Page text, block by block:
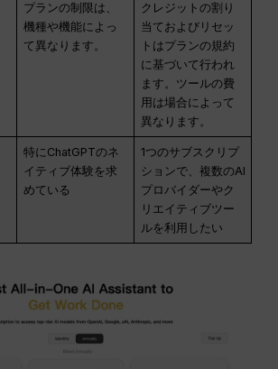
プランの制限は、
機種や機能によっ
て異なります。
クレジットの割り
当ておよびリセッ
トはプランの規約
に基づいて行われ
ます。ツールの費
用は場合によって
異なります。
特にChatGPTのネ
イティブ体験を求
めている
1つのサブスクリプ
ションで、複数のAI
プロバイダーやク
リエイティブツー
ルを利用したい